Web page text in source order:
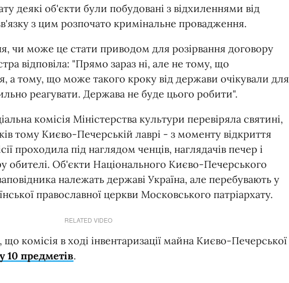
деякі об'єкти були побудовані з відхиленнями від
з цим розпочато кримінальне провадження.
чи може це стати приводом для розірвання договору
відповіла: "Прямо зараз ні, але не тому, що
а тому, що може такого кроку від держави очікували для
реагувати. Держава не буде цього робити".
комісія Міністерства культури перевіряла святині,
тому Києво-Печерській лаврі - з моменту відкриття
проходила під наглядом ченців, наглядачів печер і
обителі. Об'єкти Національного Києво-Печерського
належать державі Україна, але перебувають у
православної церкви Московського патріархату.
RELATED VIDEO
комісія в ході інвентаризації майна Києво-Печерської
10 предметів.